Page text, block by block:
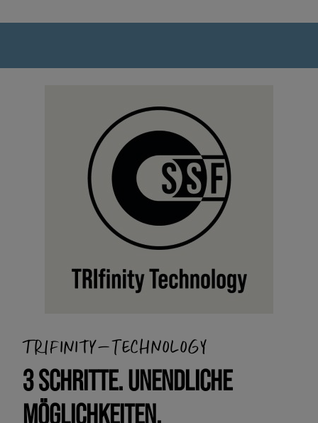
TRIFINITY-TECHNOLOGY
3 SCHRITTE. UNENDLICHE
MÖGLICHKEITEN.